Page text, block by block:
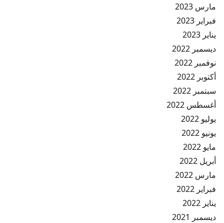
مارس 2023
فبراير 2023
يناير 2023
ديسمبر 2022
نوفمبر 2022
أكتوبر 2022
سبتمبر 2022
أغسطس 2022
يوليو 2022
يونيو 2022
مايو 2022
أبريل 2022
مارس 2022
فبراير 2022
يناير 2022
ديسمبر 2021